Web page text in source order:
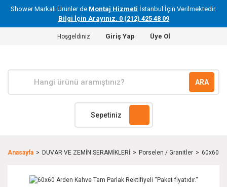
Shower Markalı Ürünler de Montaj Hizmeti İstanbul İçin Verilmektedir.
Bilgi İçin Arayınız. 0 (212) 425 48 09
Hoşgeldiniz Giriş Yap Üye Ol
ARA
Sepetiniz
Anasayfa DUVAR VE ZEMİN SERAMİKLERİ Porselen / Granitler 60x60